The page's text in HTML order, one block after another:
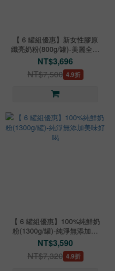
【 6 罐組優惠】新女性膠原
纖亮奶粉(800g/罐)-美麗全方
位營養補給
NT$3,696
NT$7,500 4.9折
【 6 罐組優惠】100%純鮮奶
粉(1300g/罐)-純淨無添加美
味好喝
NT$3,590
NT$7,320 4.9折